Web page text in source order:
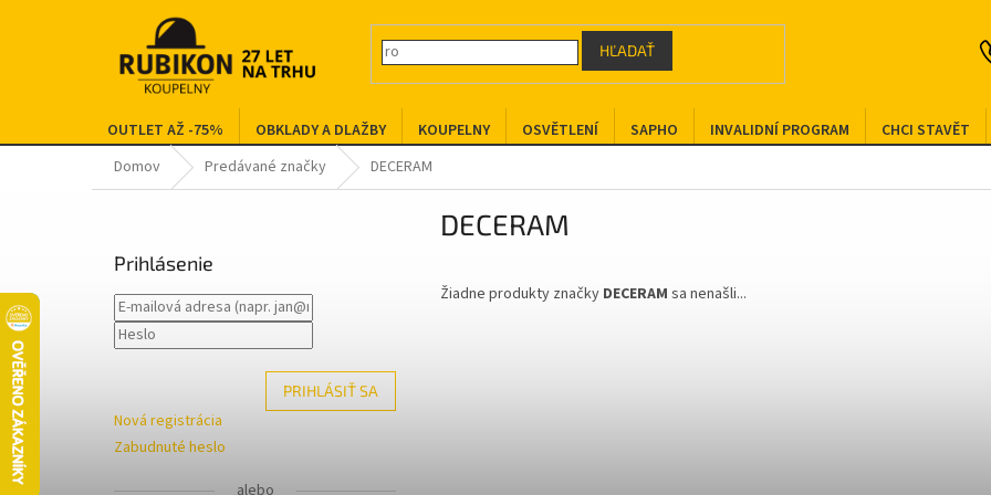
HĽADAŤ
OUTLET AŽ -75% OBKLADY A DLAŽBY KOUPELNY OSVĚTLENÍ SAPHO INVALIDNÍ PROGRAM CHCI STAVĚT
Domov
Predávané značky DECERAM
Prihlásenie
PRIHLÁSIŤ SA
Nová registrácia
Zabudnuté heslo
alebo
DECERAM
Žiadne produkty značky DECERAM sa nenašli...